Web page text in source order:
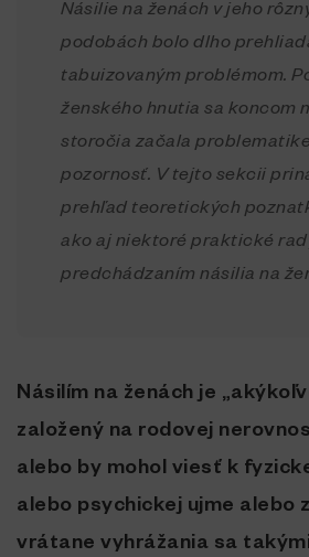
Násilie na ženách v jeho
podobách bolo dlho
tabuizovaným problémom.
ženského hnutia sa koncom
storočia začala
pozornosť. V tejto sekcii
prehľad teoretických
ako aj niektoré praktické
predchádzaním násilia na
Násilím na ženách je
založený na rodovej
alebo by mohol viesť k
alebo psychickej ujme alebo
vrátane vyhrážania sa